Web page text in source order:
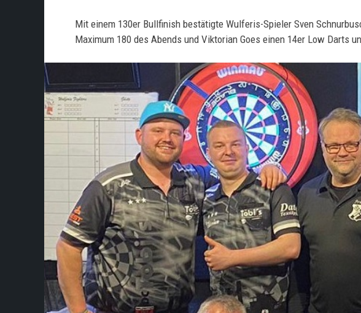
Mit einem 130er Bullfinish bestätigte Wulferis-Spieler Sven
Maximum 180 des Abends und Viktorian Goes einen 14er Low Darts